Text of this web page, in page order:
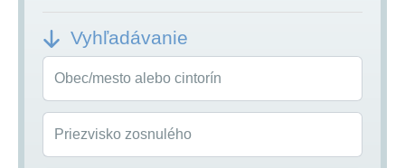
Vyhľadávanie
Obec/mesto alebo cintorín
Priezvisko zosnulého